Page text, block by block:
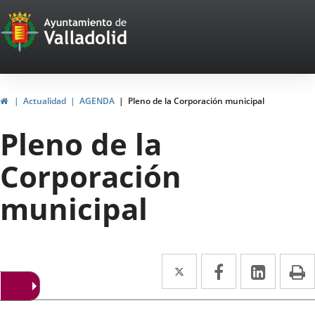
Portal
Web
del
Ayuntamiento
de
Valladolid
InicioActualidad AGENDA Pleno de la Corporación municipal
Pleno de la
Corporación
municipal
Twitter
Enlace
a
Facebook
Enlace
a
Enlace
a